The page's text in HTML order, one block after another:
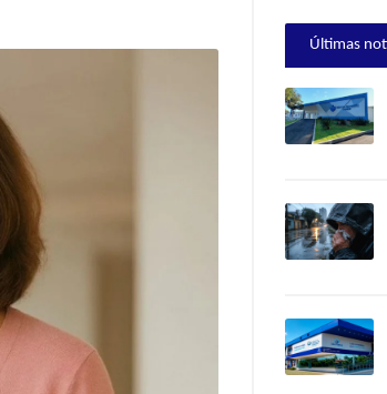
Últimas